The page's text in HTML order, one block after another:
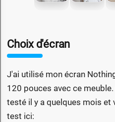
Choix d'écran
J'ai utilisé mon écran
120 pouces avec ce
testé il y a quelques mois et
test ici: